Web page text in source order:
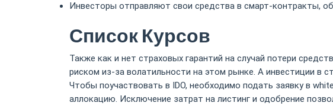
Инвесторы отправляют свои средства в смарт-контракты,
Список Курсов
Также как и нет страховых гарантий на случай потери
риском из-за волатильности на этом рынке. А инвестиции в
Чтобы поучаствовать в IDO, необходимо подать заявку в
аллокацию. Исключение затрат на листинг и одобрение